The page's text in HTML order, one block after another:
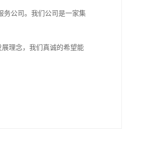
务公司。我们公司是一家集
理念，我们真诚的希望能